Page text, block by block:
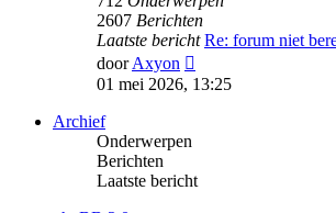
2607 Berichten
Laatste bericht Re: forum niet
doorAxyon
laatste
01 mei 2026, 13:25
Archief
Onderwerpen
Berichten
Laatste bericht